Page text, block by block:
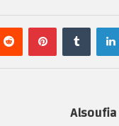
لينكدإن بينتيريست